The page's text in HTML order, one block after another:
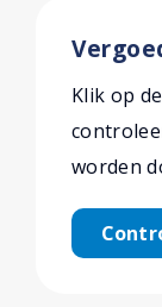
Klik op
worden